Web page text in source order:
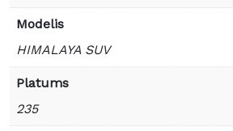
Modelis
HIMALAYA SUV
Platums
235